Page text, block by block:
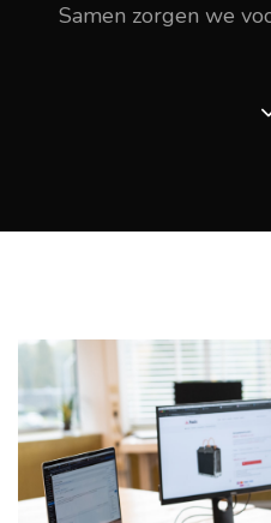
Samen zorgen we